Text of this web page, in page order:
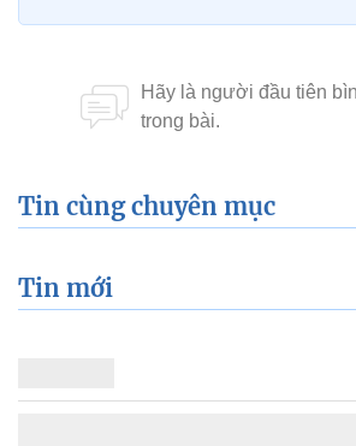
Tin cùng chuyên mục
Tin mới